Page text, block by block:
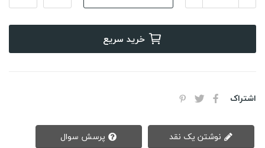
خرید سریع
اشتراک